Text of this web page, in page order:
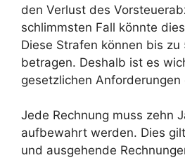
den Verlust des
schlimmsten Fall könnte
Diese Strafen können bis zu
betragen. Deshalb ist es
gesetzlichen Anforderungen
Jede Rechnung muss zehn
aufbewahrt werden. Dies
und ausgehende